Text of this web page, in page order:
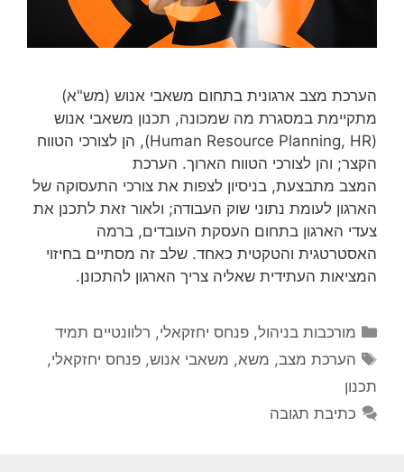
הערכת מצב ארגונית בתחום משאבי אנוש (מש"א)
מתקיימת במסגרת מה שמכונה, תכנון משאבי אנוש
(Human Resource Planning, HR), הן לצורכי הטווח
הקצר; והן לצורכי הטווח הארוך. הערכת
המצב מתבצעת, בניסיון לצפות את צורכי התעסוקה של
הארגון לעומת נתוני שוק העבודה; ולאור זאת לתכנן את
צעדי הארגון בתחום העסקת העובדים, ברמה
האסטרטגית והטקטית כאחד. שלב זה מסתיים בחיזוי
המציאות העתידית שאליה צריך הארגון להתכונן.
קטגוריות
מורכבות בניהול,פנחס יחזקאלי, רלוונטיים תמיד
תגיות
הערכת מצב, משא, משאבי אנוש,פנחס יחזקאלי,
תכנון
כתיבת תגובה